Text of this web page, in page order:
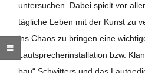
D
T
unter­su­chen. Dabei spielt vor
täg­li­che Leben mit der Kunst zu
ins Chaos zu brin­gen eine
Laut­spre­cher­instal­la­tion bzw.